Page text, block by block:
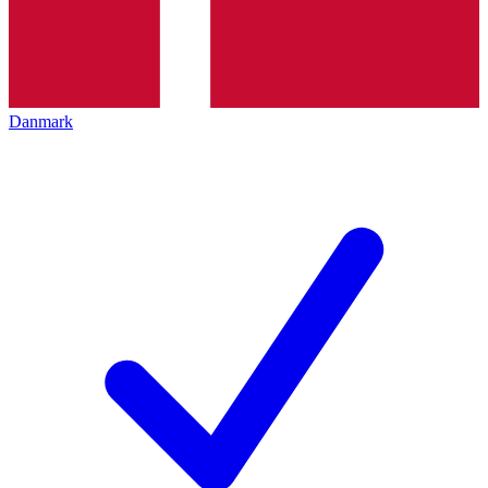
Danmark